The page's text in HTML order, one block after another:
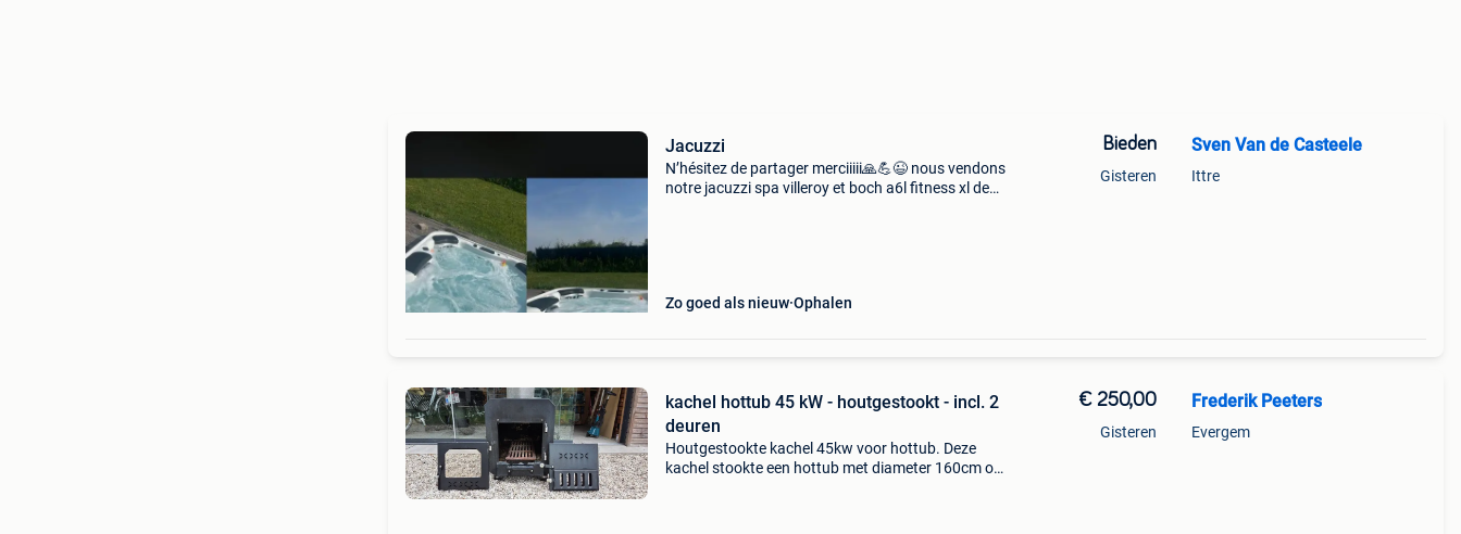
Jacuzzi
N’hésitez de partager merciiiii🙏💪😉 nous vendons
notre jacuzzi spa villeroy et boch a6l fitness xl de
Zo goed als nieuw Ophalen
Bieden
Gisteren
Sven Van de Casteele
Ittre
kachel hottub 45 kW - houtgestookt - incl. 2
deuren
Houtgestookte kachel 45kw voor hottub. Deze
kachel stookte een hottub met diameter 160cm op
€ 250,00
Gisteren
Frederik Peeters
Evergem